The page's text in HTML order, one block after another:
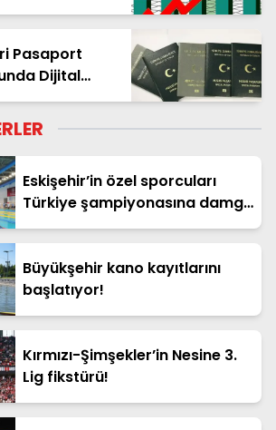
Pasaport
Dijital
Eskişehir’in özel sporcuları
Türkiye şampiyonasına damga
vurdu!
Büyükşehir kano kayıtlarını
başlatıyor!
Kırmızı-Şimşekler’in Nesine 3.
Lig fikstürü!